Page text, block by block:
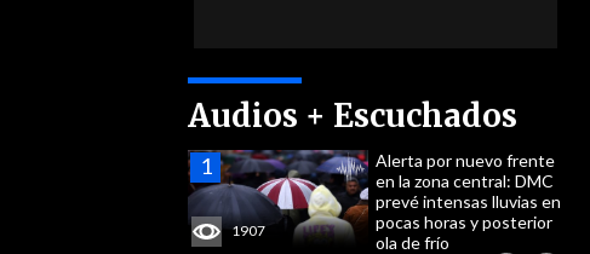
Audios + Escuchados
1907
Alerta por nuevo frente
en la zona central: DMC
prevé intensas lluvias en
pocas horas y posterior
ola de frío